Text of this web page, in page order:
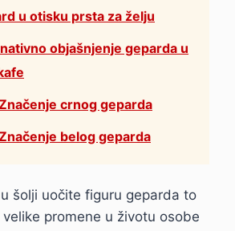
u otisku prsta za želju
objašnjenje geparda u
crnog geparda
belog geparda
šolji uočite figuru geparda to
promene u životu osobe